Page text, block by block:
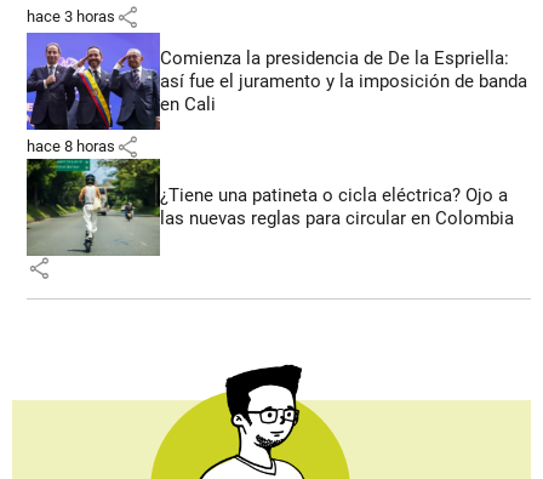
hace 3 horas share
Comienza la presidencia de De la Espriella:
así fue el juramento y la imposición de banda
en Cali
hace 8 horas share
¿Tiene una patineta o cicla eléctrica? Ojo a
las nuevas reglas para circular en Colombia
share